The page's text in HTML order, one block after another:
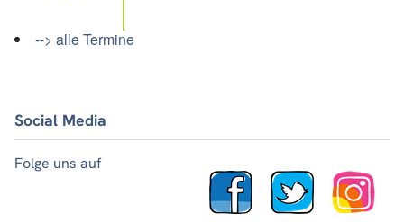
--> alle Termine
Social Media
Folge uns auf